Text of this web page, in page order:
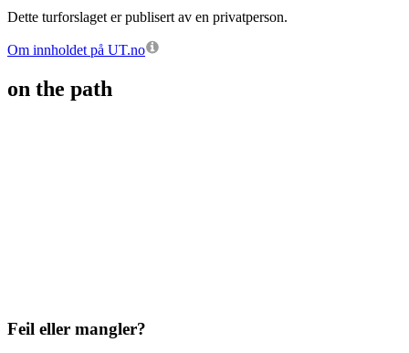
Dette turforslaget er publisert av en privatperson.
Om innholdet på UT.no
on the path
Feil eller mangler?